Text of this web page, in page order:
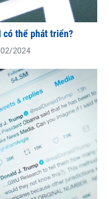
có thể phát triển?
2024